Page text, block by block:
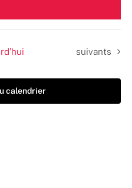
Évènements
suivants
calendrier